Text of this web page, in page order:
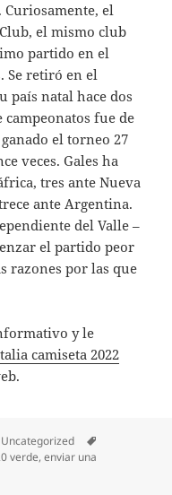
el
el mismo club
partido en el
Se retiró en el
país natal hace dos
campeonatos fue de
ganado el torneo 27
veces. Gales ha
tres ante Nueva
ante Argentina.
del Valle –
el partido peor
razones por las que
y le
camiseta 2022
Categorías
Uncategorized
verde,enviar una